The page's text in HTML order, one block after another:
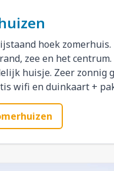
hoek
zee en het
huisje. Zeer zonnig
wifi en duinkaart +